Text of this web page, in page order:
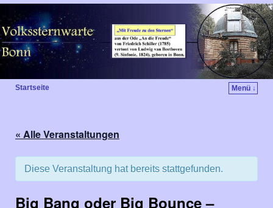
Startseite Menü ↓
« Alle Veranstaltungen
Diese Veranstaltung hat bereits stattgefunden.
Big Bang oder Big Bounce –